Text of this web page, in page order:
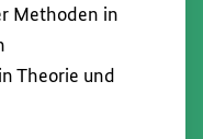
Methoden in
Theorie und